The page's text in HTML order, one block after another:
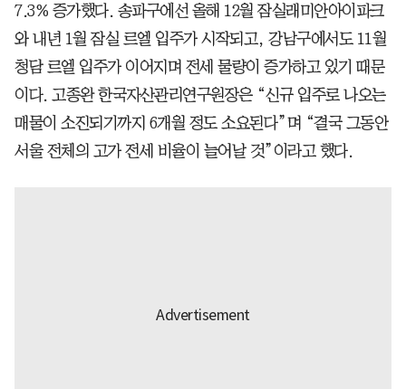
7.3% 증가했다. 송파구에선 올해 12월 잠실래미안아이파크
와 내년 1월 잠실 르엘 입주가 시작되고, 강남구에서도 11월
청담 르엘 입주가 이어지며 전세 물량이 증가하고 있기 때문
이다. 고종완 한국자산관리연구원장은 “신규 입주로 나오는
매물이 소진되기까지 6개월 정도 소요된다”며 “결국 그동안
서울 전체의 고가 전세 비율이 늘어날 것”이라고 했다.